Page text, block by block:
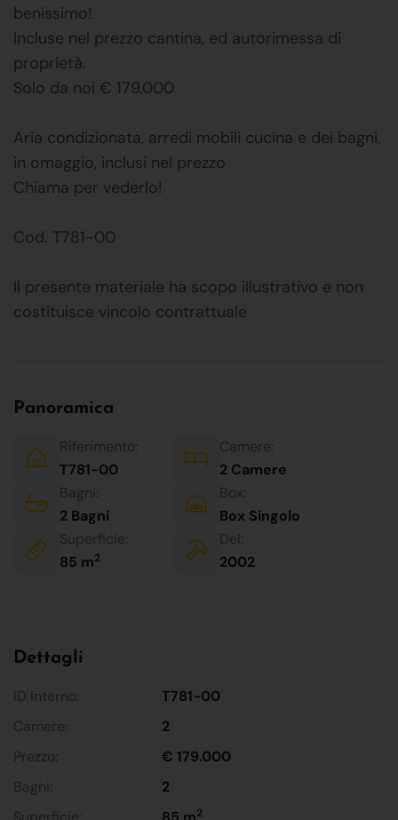
benissimo!
Incluse nel prezzo cantina, ed autorimessa di
proprietà.
Solo da noi € 179.000
Aria condizionata, arredi mobili cucina e dei bagni,
in omaggio, inclusi nel prezzo
Chiama per vederlo!
Cod. T781-00
Il presente materiale ha scopo illustrativo e non
costituisce vincolo contrattuale
Panoramica
Riferimento:
T781-00
Camere:
2 Camere
Bagni:
2 Bagni
Box:
Box Singolo
Superficie:
85 m2
Del:
2002
Dettagli
ID Interno:
T781-00
Camere:
2
Prezzo:
€ 179.000
Bagni:
2
2